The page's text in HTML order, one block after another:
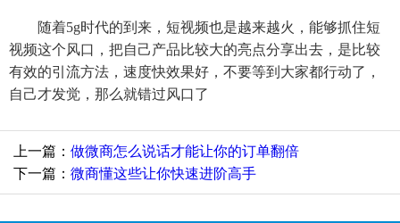
随着5g时代的到来，短视频也是越来越火，能够抓住短
视频这个风口，把自己产品比较大的亮点分享出去，是比较
有效的引流方法，速度快效果好，不要等到大家都行动了，
自己才发觉，那么就错过风口了
上一篇： 做微商怎么说话才能让你的订单翻倍
下一篇： 微商懂这些让你快速进阶高手